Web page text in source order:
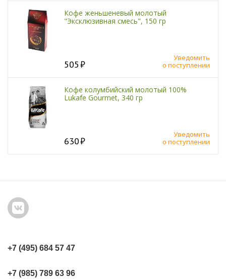
Кофе женьшеневый молотый
"Эксклюзивная смесь", 150 гр
505
Уведомить
о поступлении
Кофе колумбийский молотый 100%
Lukafe Gourmet, 340 гр
630
Уведомить
о поступлении
+7 (495) 684 57 47
+7 (985) 789 63 96